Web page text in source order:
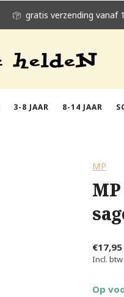
3-8 JAAR 8-14 JAAR
gratis verzending vanaf
MP
€17,95
Incl. btw
Op